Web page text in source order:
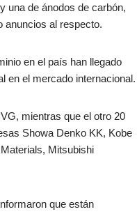
una de ánodos de carbón,
anuncios al respecto.
en el país han llegado
en el mercado internacional.
mientras que el otro 20
Showa Denko KK, Kobe
Mitsubishi
que están